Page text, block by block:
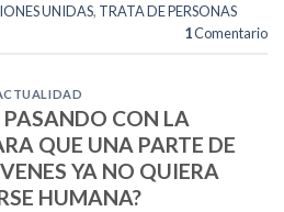
UNIDAS, TRATA DE PERSONAS
1Comentario
PASANDO CON LA
QUE UNA PARTE DE
YA NO QUIERA
HUMANA?